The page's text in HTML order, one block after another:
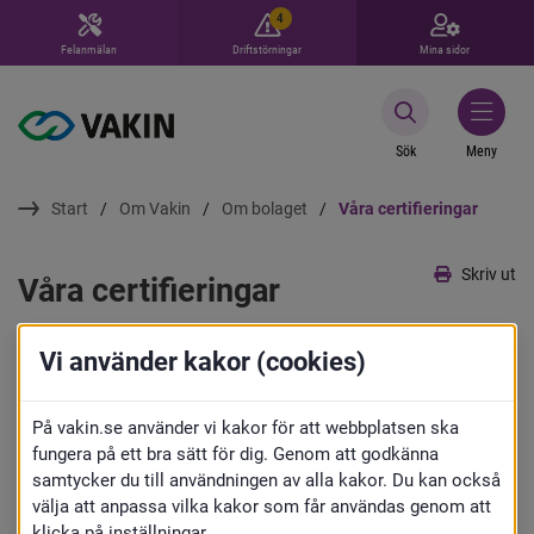
Felanmälan
4
Driftstörningar Mina sidor
Sök Meny
Start Om Vakin Om bolaget Våra certifieringar
Skriv ut
Våra certifieringar
Vakin är miljöcertifierade enligt ISO
14001, arbetsmiljöcertifierade enligt ISO
45001 och kvalitetscertifierade enligt
ISO 9001.
Vi använder kakor (cookies)
På vakin.se använder vi kakor för att webbplatsen ska
fungera på ett bra sätt för dig. Genom att godkänna
samtycker du till användningen av alla kakor. Du kan också
välja att anpassa vilka kakor som får användas genom att